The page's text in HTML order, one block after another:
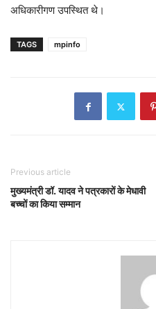
अधिकारीगण उपस्थित थे।
TAGS mpinfo
Previous article
मुख्यमंत्री डॉ. यादव ने पत्रकारों के मेधावी
बच्चों का किया सम्मान